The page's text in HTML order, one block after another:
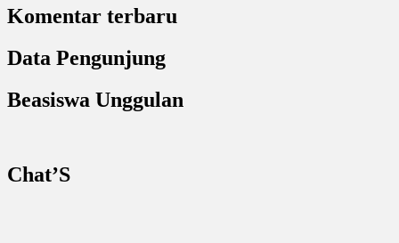
Komentar terbaru
Data Pengunjung
Beasiswa Unggulan
Chat’S